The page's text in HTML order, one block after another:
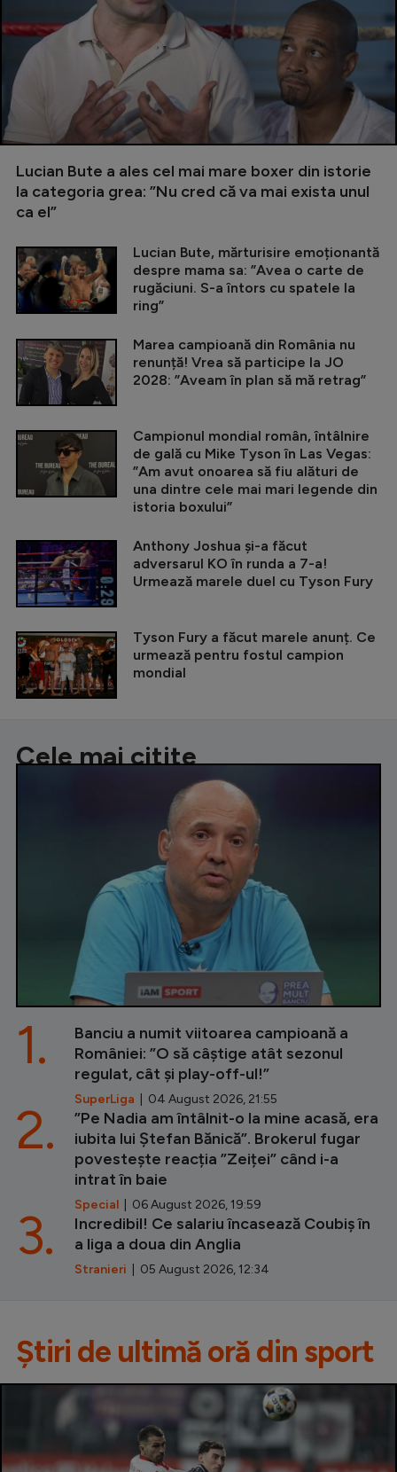
Lucian Bute a ales cel mai mare boxer din istorie
la categoria grea: ”Nu cred că va mai exista unul
ca el”
Lucian Bute, mărturisire emoționantă
despre mama sa: ”Avea o carte de
rugăciuni. S-a întors cu spatele la
ring”
Marea campioană din România nu
renunță! Vrea să participe la JO
2028: ”Aveam în plan să mă retrag”
Campionul mondial român, întâlnire
de gală cu Mike Tyson în Las Vegas:
”Am avut onoarea să fiu alături de
una dintre cele mai mari legende din
istoria boxului”
Anthony Joshua și-a făcut
adversarul KO în runda a 7-a!
Urmează marele duel cu Tyson Fury
Tyson Fury a făcut marele anunț. Ce
urmează pentru fostul campion
mondial
Cele mai citite
Banciu a numit viitoarea campioană a
României: ”O să câștige atât sezonul
regulat, cât și play-off-ul!”
SuperLiga | 04 August 2026, 21:55
1.
”Pe Nadia am întâlnit-o la mine acasă, era
iubita lui Ștefan Bănică”. Brokerul fugar
povestește reacția ”Zeiței” când i-a
intrat în baie
Special | 06 August 2026, 19:59
2.
Incredibil! Ce salariu încasează Coubiș în
a liga a doua din Anglia
Stranieri | 05 August 2026, 12:34
3.
Știri de ultimă oră din sport